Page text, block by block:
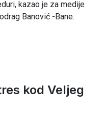
kazao je za medije
Banović -Bane.
kod Veljeg